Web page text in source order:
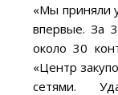
«Мы приняли
впервые. За
около 30
«Центр
сетями.